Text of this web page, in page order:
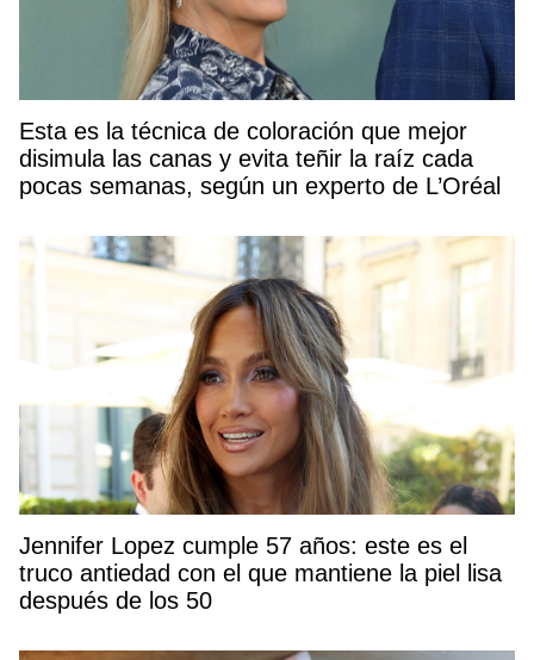
Esta es la técnica de coloración que mejor
disimula las canas y evita teñir la raíz cada
pocas semanas, según un experto de L’Oréal
Jennifer Lopez cumple 57 años: este es el
truco antiedad con el que mantiene la piel lisa
después de los 50